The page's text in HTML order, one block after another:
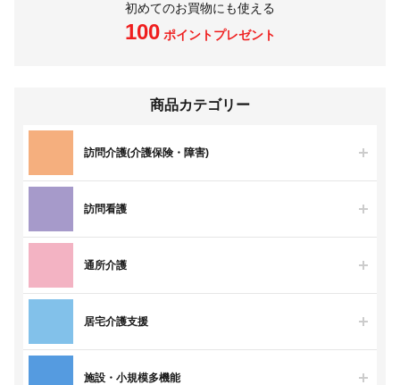
初めてのお買物にも使える
100ポイントプレゼント
商品カテゴリー
訪問介護(介護保険・障害)
訪問看護
通所介護
居宅介護支援
施設・小規模多機能